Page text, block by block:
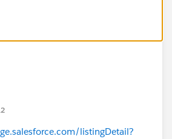
listingDetail?